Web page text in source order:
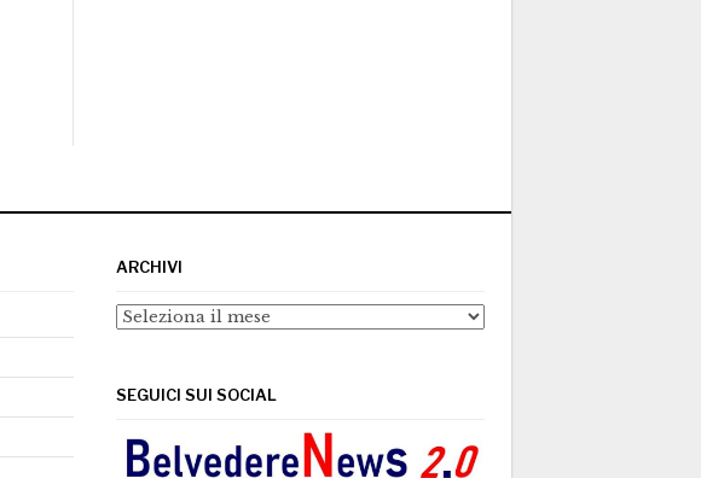
ARCHIVI
Archivi
SEGUICI SUI SOCIAL